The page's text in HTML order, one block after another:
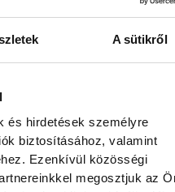
A sütikről
és hirdetések személyre
biztosításához, valamint
Ezenkívül közösségi
megosztjuk az
–
a legforróbb,
tombol
Magyarország a